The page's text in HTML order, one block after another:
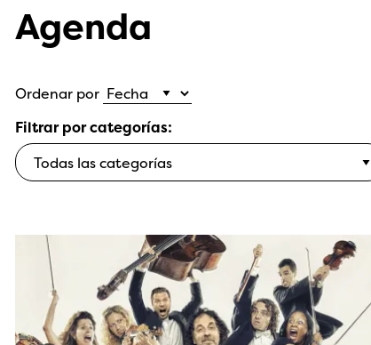
Agenda
Ordenar por
Filtrar por categorías: